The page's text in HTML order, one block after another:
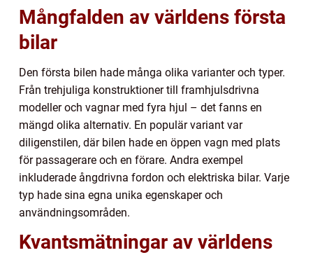
Mångfalden av världens första
bilar
Den första bilen hade många olika varianter och typer.
Från trehjuliga konstruktioner till framhjulsdrivna
modeller och vagnar med fyra hjul – det fanns en
mängd olika alternativ. En populär variant var
diligenstilen, där bilen hade en öppen vagn med plats
för passagerare och en förare. Andra exempel
inkluderade ångdrivna fordon och elektriska bilar. Varje
typ hade sina egna unika egenskaper och
användningsområden.
Kvantsmätningar av världens